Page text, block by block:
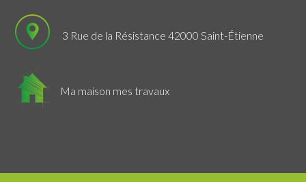
3 Rue de la Résistance 42000 Saint-Étienne
Ma maison mes travaux